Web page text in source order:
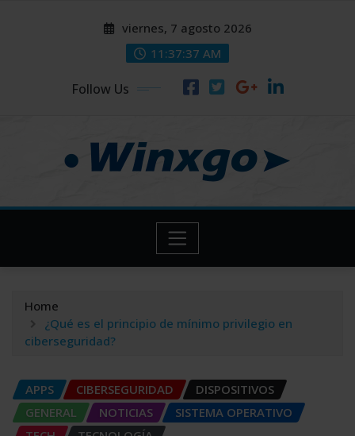
viernes, 7 agosto 2026
11:37:38 AM
Follow Us
Home
¿Qué es el principio de mínimo privilegio en
ciberseguridad?
APPS CIBERSEGURIDAD
DISPOSITIVOS
GENERAL
NOTICIAS
SISTEMA OPERATIVO